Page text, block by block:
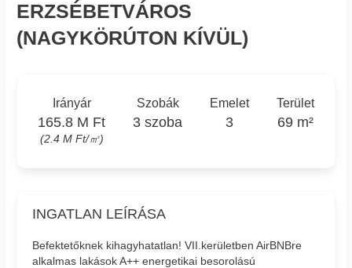
ERZSÉBETVÁROS
(NAGYKÖRÚTON KÍVÜL)
Irányár
165.8 M Ft
(2.4 M Ft/㎡)
Szobák
3 szoba
Emelet
3
Terület
69 m²
INGATLAN LEÍRÁSA
Befektetőknek kihagyhatatlan! VII.kerületben AirBNBre
alkalmas lakások A++ energetikai besorolású